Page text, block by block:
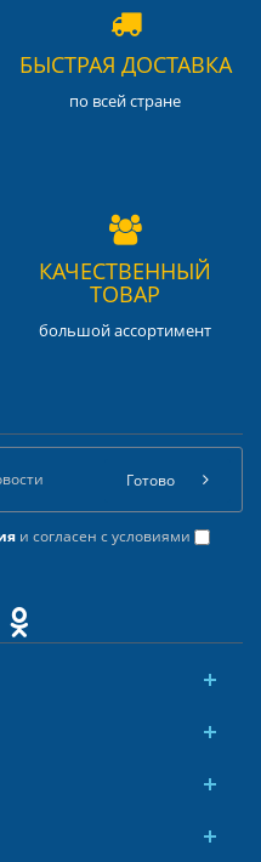
БЫСТРАЯ ДОСТАВКА
по всей стране
КАЧЕСТВЕННЫЙ
ТОВАР
большой ассортимент
и согласен с условиями
Готово